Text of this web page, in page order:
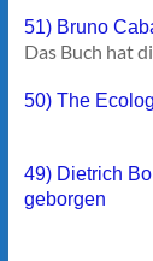
51) Bruno
Das Buch hat
50) The
49) Dietrich
geborgen